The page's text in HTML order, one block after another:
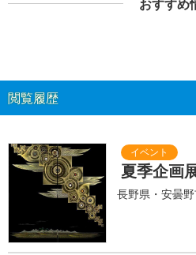
おすすめ
閲覧履歴
夏季企画
長野県・安曇